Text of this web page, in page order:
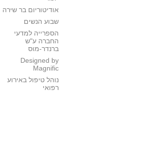
אודיטוריום בר שירה
שבוע הנשים
הספרייה למדעי
החברה ע"ש
ברנדר-מוס
Designed by
Magnific
נוהל טיפול באירוע
רפואי